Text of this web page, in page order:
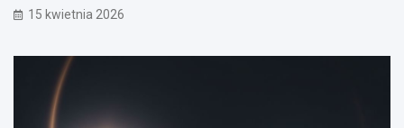
15 kwietnia 2026